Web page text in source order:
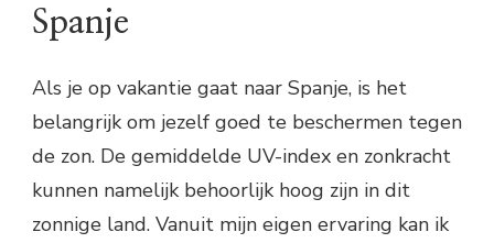
Spanje
Als je op vakantie gaat naar Spanje, is het
belangrijk om jezelf goed te beschermen tegen
de zon. De gemiddelde UV-index en zonkracht
kunnen namelijk behoorlijk hoog zijn in dit
zonnige land. Vanuit mijn eigen ervaring kan ik